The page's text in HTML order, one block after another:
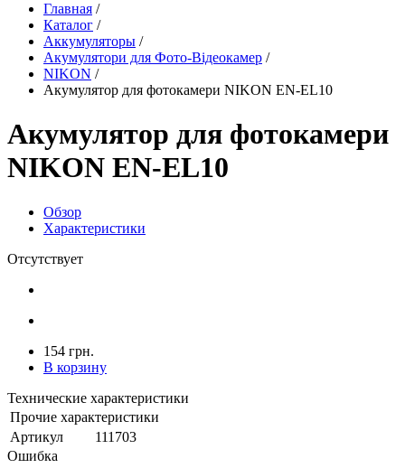
Главная /
Каталог /
Аккумуляторы /
Акумулятори для Фото-Відеокамер /
NIKON /
Акумулятор для фотокамери NIKON EN-EL10
Акумулятор для фотокамери
NIKON EN-EL10
Обзор
Характеристики
Отсутствует
154 грн.
В корзину
Технические характеристики
Прочие характеристики
Артикул
111703
Ошибка